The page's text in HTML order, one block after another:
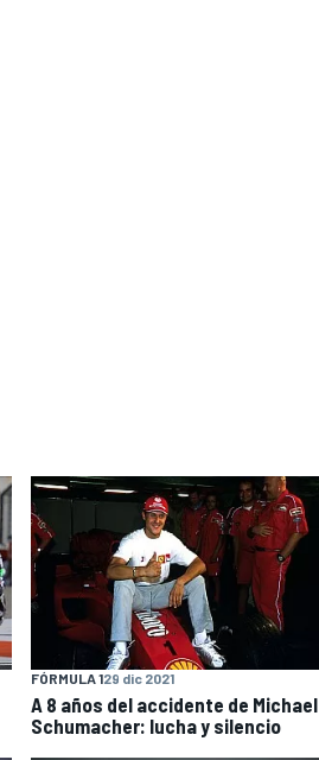
FÓRMULA 129 dic 2021
A 8 años del accidente de Michael
Schumacher: lucha y silencio